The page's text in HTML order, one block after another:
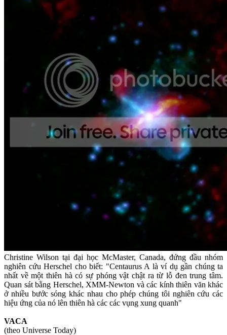
Christine Wilson tại đại học McMaster, Canada, đứng đầu nhóm
nghiên cứu Herschel cho biết: "Centaurus A là ví dụ gần chúng ta
nhất về một thiên hà có sự phóng vật chật ra từ lỗ đen trung tâm.
Quan sát bằng Herschel, XMM-Newton và các kính thiên văn khác
ở nhiều bước sóng khác nhau cho phép chúng tôi nghiên cứu các
hiệu ứng của nó lên thiên hà các các vụng xung quanh"
VACA
(theo Universe Today)